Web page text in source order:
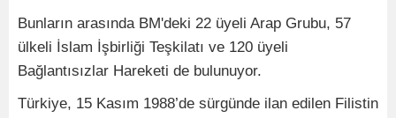
Bunların arasında BM'deki 22 üyeli Arap Grubu, 57
ülkeli İslam İşbirliği Teşkilatı ve 120 üyeli
Bağlantısızlar Hareketi de bulunuyor.
Türkiye, 15 Kasım 1988’de sürgünde ilan edilen Filistin